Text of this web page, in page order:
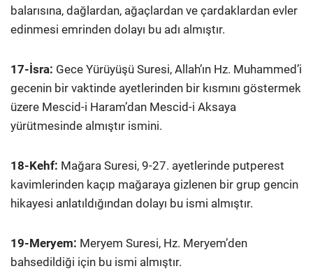
balarısına, dağlardan, ağaçlardan ve çardaklardan evler
edinmesi emrinden dolayı bu adı almıştır.
17-İsra: Gece Yürüyüşü Suresi, Allah’ın Hz. Muhammed’i
gecenin bir vaktinde ayetlerinden bir kısmını göstermek
üzere Mescid-i Haram’dan Mescid-i Aksaya
yürütmesinde almıştır ismini.
18-Kehf: Mağara Suresi, 9-27. ayetlerinde putperest
kavimlerinden kaçıp mağaraya gizlenen bir grup gencin
hikayesi anlatıldığından dolayı bu ismi almıştır.
19-Meryem: Meryem Suresi, Hz. Meryem’den
bahsedildiği için bu ismi almıştır.